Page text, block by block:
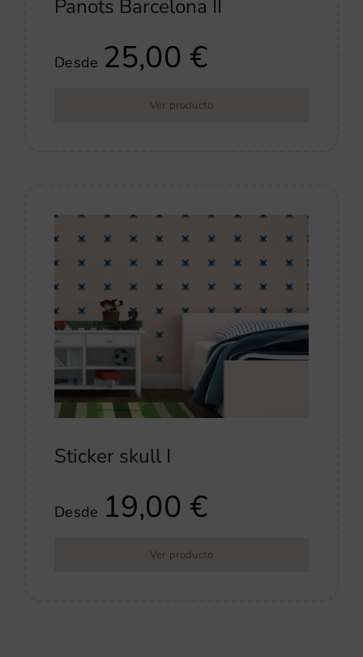
Panots Barcelona II
Desde 25,00€
Ver producto
Sticker skull I
Desde 19,00€
Ver producto